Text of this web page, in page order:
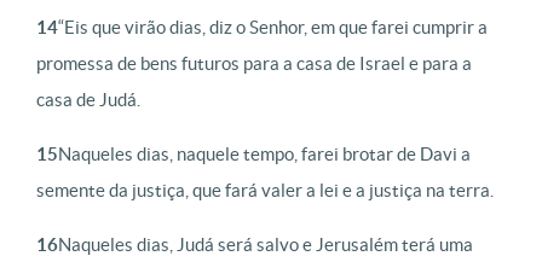
14“Eis que virão dias, diz o Senhor, em que farei cumprir a
promessa de bens futuros para a casa de Israel e para a
casa de Judá.
15Naqueles dias, naquele tempo, farei brotar de Davi a
semente da justiça, que fará valer a lei e a justiça na terra.
16Naqueles dias, Judá será salvo e Jerusalém terá uma